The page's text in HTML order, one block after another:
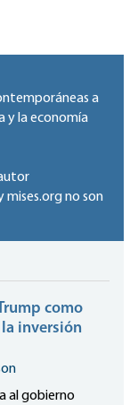
a
y la economía
mises.org no son
como
inversión
al gobierno